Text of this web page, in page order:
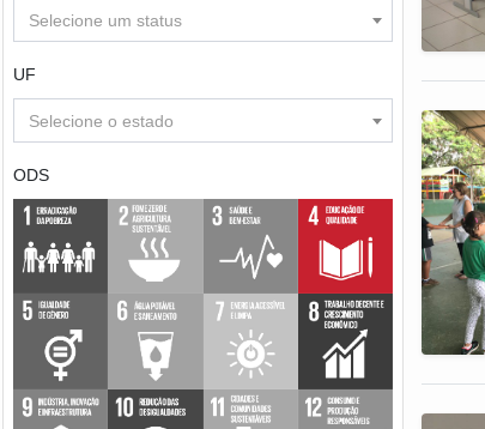
Selecione um status
UF
Selecione o estado
ODS